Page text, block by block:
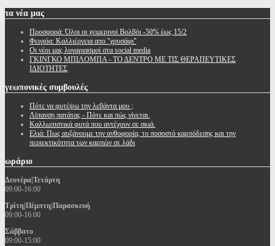
τα νέα μας
Προσφορά: Όλοι οι χειμερινοί Βολβόι -50% έως 15/2
Φειγιόα: Καλλιέργεια απο ''χρυσάφι''
Oι νέοι μας λογαριασμοί στα social media
ΓΚΙΝΓΚΟ ΜΠΙΛΟΜΠΑ - ΤΟ ΔΕΝΤΡΟ ΜΕ ΤΙΣ ΘΕΡΑΠΕΥΤΙΚΕΣ
ΙΔΙΟΤΗΤΕΣ
γεωπονικές συμβουλές
Πότε να φυτέψω την λεβάντα μου ;
Λίπανση πατάτας - Πότε και πώς γίνεται.
Καλλωπιστικά φυτά που αντέχουν σε σκιά.
Ελιά: Πως αυξάνουμε την ανθοφορία, το ποσοστό καρπόδεσης και την
περιεκτικότητα των καρπών σε λάδι
ωράριο
Δευτέρα|Τετάρτη
09:00-16:00
Τρίτη|Πέμπτη|Παρασκευή
09:00-16:00
Σάββατο
09:00-15:00